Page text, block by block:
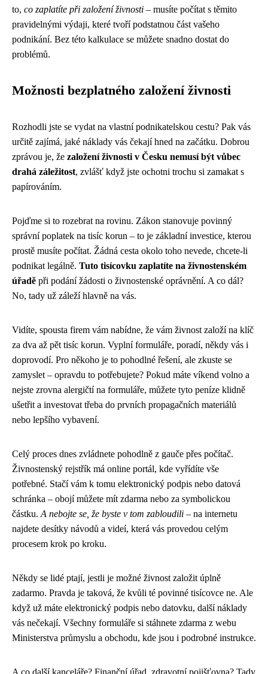
to, co zaplatíte při založení živnosti – musíte počítat s těmito
pravidelnými výdaji, které tvoří podstatnou část vašeho
podnikání. Bez této kalkulace se můžete snadno dostat do
problémů.
Možnosti bezplatného založení živnosti
Rozhodli jste se vydat na vlastní podnikatelskou cestu? Pak vás
určitě zajímá, jaké náklady vás čekají hned na začátku. Dobrou
zprávou je, že založení živnosti v Česku nemusí být vůbec
drahá záležitost, zvlášť když jste ochotni trochu si zamakat s
papírováním.
Pojďme si to rozebrat na rovinu. Zákon stanovuje povinný
správní poplatek na tisíc korun – to je základní investice, kterou
prostě musíte počítat. Žádná cesta okolo toho nevede, chcete-li
podnikat legálně. Tuto tisícovku zaplatíte na živnostenském
úřadě při podání žádosti o živnostenské oprávnění. A co dál?
No, tady už záleží hlavně na vás.
Vidíte, spousta firem vám nabídne, že vám živnost založí na klíč
za dva až pět tisíc korun. Vyplní formuláře, poradí, někdy vás i
doprovodí. Pro někoho je to pohodlné řešení, ale zkuste se
zamyslet – opravdu to potřebujete? Pokud máte víkend volno a
nejste zrovna alergičtí na formuláře, můžete tyto peníze klidně
ušetřit a investovat třeba do prvních propagačních materiálů
nebo lepšího vybavení.
Celý proces dnes zvládnete pohodlně z gauče přes počítač.
Živnostenský rejstřík má online portál, kde vyřídíte vše
potřebné. Stačí vám k tomu elektronický podpis nebo datová
schránka – obojí můžete mít zdarma nebo za symbolickou
částku. A nebojte se, že byste v tom zabloudili – na internetu
najdete desítky návodů a videí, která vás provedou celým
procesem krok po kroku.
Někdy se lidé ptají, jestli je možné živnost založit úplně
zadarmo. Pravda je taková, že kvůli té povinné tisícovce ne. Ale
když už máte elektronický podpis nebo datovku, další náklady
vás nečekají. Všechny formuláře si stáhnete zdarma z webu
Ministerstva průmyslu a obchodu, kde jsou i podrobné instrukce.
A co další kanceláře? Finanční úřad, zdravotní pojišťovna? Tady